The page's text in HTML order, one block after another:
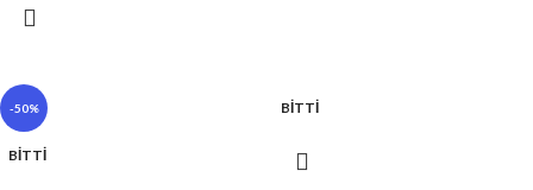
-50%
BITTI
BITTI